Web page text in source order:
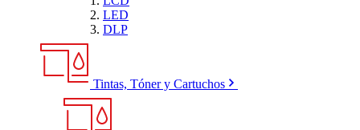
LED
DLP
Tintas, Tóner y Cartuchos